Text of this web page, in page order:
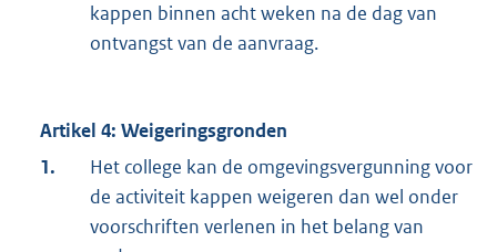
kappen binnen acht weken na de dag van
ontvangst van de aanvraag.
Artikel 4: Weigeringsgronden
1.
Het college kan de omgevingsvergunning voor
de activiteit kappen weigeren dan wel onder
voorschriften verlenen in het belang van